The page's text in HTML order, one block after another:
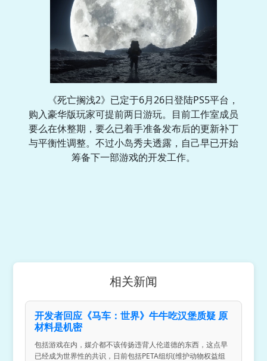
《死亡搁浅2》已定于6月26日登陆PS5平台，
购入豪华版玩家可提前两日游玩。目前工作室成员
要么在休整期，要么已着手准备发布后的更新补丁
与平衡性调整。不过小岛秀夫透露，自己早已开始
筹备下一部游戏的开发工作。
相关新闻
开发者回应《马车：世界》牛牛吃汉堡质疑 原
材料是机密
包括游戏在内，媒介都不该传扬违背人伦道德的东西，这点早
已经成为世界性的共识，日前包括PETA组织(维护动物权益组